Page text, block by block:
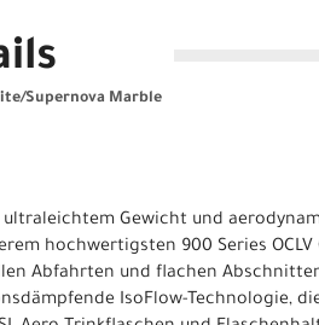
Supernova Marble
Gewicht und
hochwertigsten 900 Series
Abfahrten und flachen Abschnitten
IsoFlow-Technologie,